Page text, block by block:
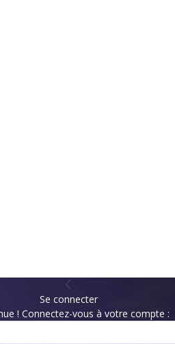
Se connecter
! Connectez-vous à votre compte :